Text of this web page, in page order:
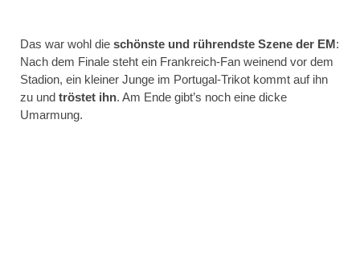
Das war wohl die schönste und rührendste Szene der EM:
Nach dem Finale steht ein Frankreich-Fan weinend vor dem
Stadion, ein kleiner Junge im Portugal-Trikot kommt auf ihn
zu und tröstet ihn. Am Ende gibt’s noch eine dicke
Umarmung.